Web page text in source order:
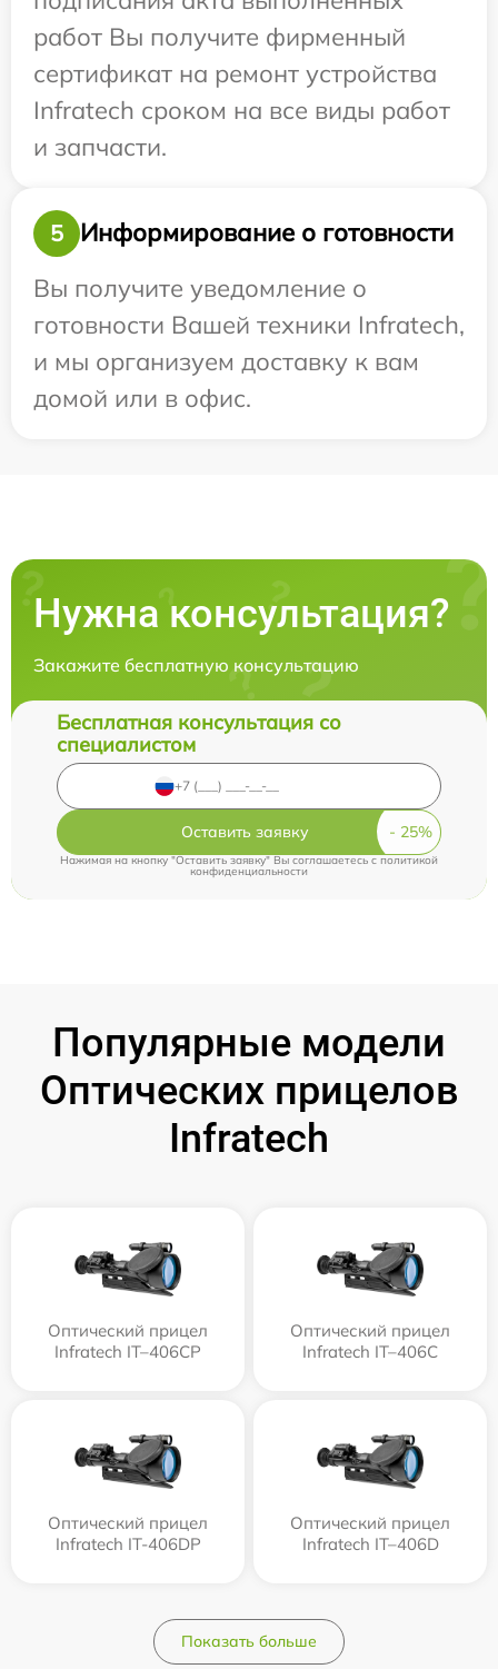
работ Вы получите фирменный
сертификат на ремонт устройства
Infratech сроком на все виды работ
и запчасти.
5
Информирование о готовности
Вы получите уведомление о
готовности Вашей техники Infratech,
и мы организуем доставку к вам
домой или в офис.
Нужна консультация?
Закажите бесплатную консультацию
Бесплатная консультация со
специалистом
Оставить заявку
Нажимая на кнопку "Оставить заявку" Вы соглашаетесь cполитикой
конфиденциальности
Популярные модели
Оптических прицелов
Infratech
Оптический прицел
Infratech IT–406СP
Оптический прицел
Infratech IT–406С
Оптический прицел
Infratech IT-406DP
Оптический прицел
Infratech IT–406D
Показать больше